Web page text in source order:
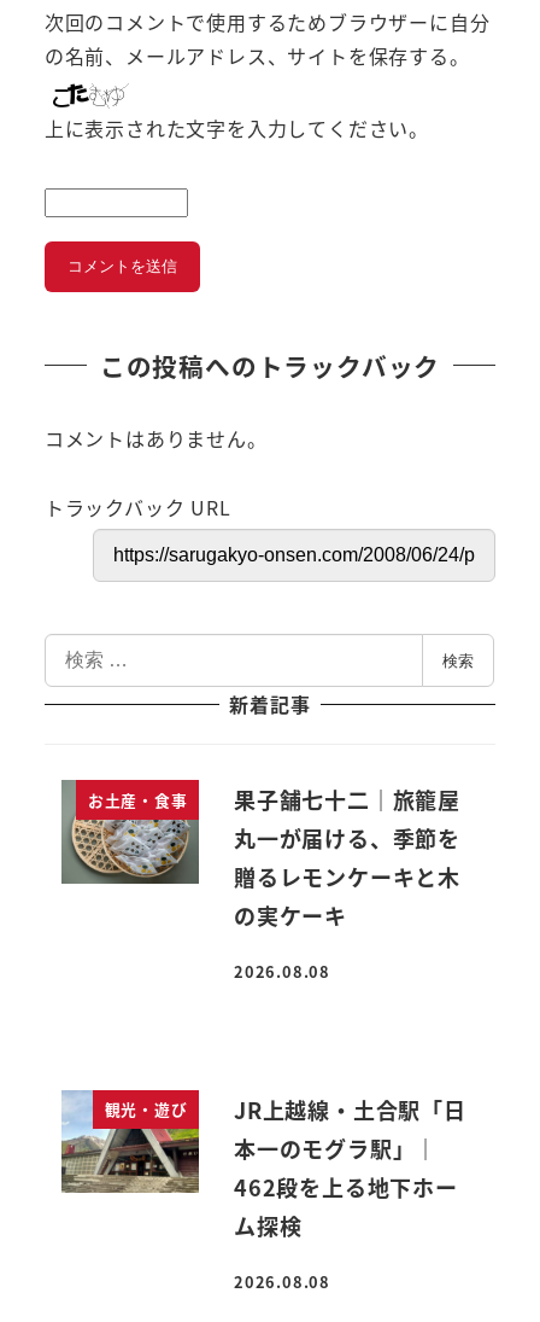
次回のコメントで使用するためブラウザーに自分
の名前、メールアドレス、サイトを保存する。
上に表示された文字を入力してください。
この投稿へのトラックバック
コメントはありません。
トラックバック URL
索
検索
新着記事
お土産・食事
果子舗七十二｜旅籠屋
丸一が届ける、季節を
贈るレモンケーキと木
の実ケーキ
投稿日
2026.08.08
観光・遊び
JR上越線・土合駅「日
本一のモグラ駅」｜
462段を上る地下ホー
ム探検
投稿日
2026.08.08